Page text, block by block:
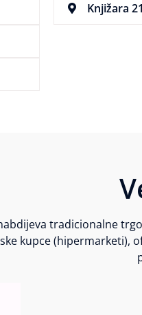
Knjižara
tradicionalne
kupce (hipermarketi),